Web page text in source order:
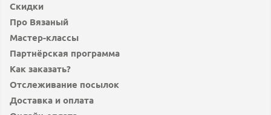
Скидки
Про Вязаный
Мастер-классы
Партнёрская программа
Как заказать?
Отслеживание посылок
Доставка и оплата